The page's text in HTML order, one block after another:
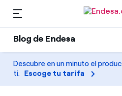
Blog de Endesa
Blog de Endesa
Luz
Hogares
ES
Descubre en un minuto el
ti. Escoge tu tarifa